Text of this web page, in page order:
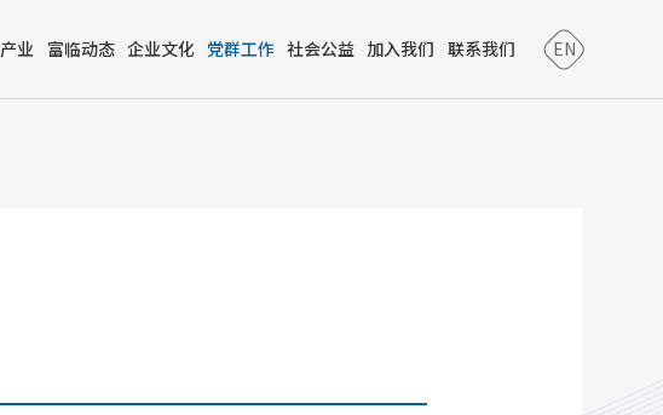
业 富临动态 企业文化 党群工作 社会公益 加入我们 联系我们 EN